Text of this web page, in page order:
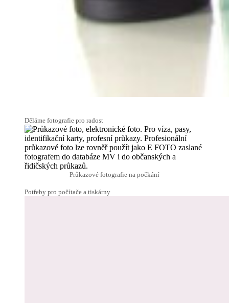
Děláme fotografie pro radost
Průkazové fotografie na počkání
Potřeby pro počítače a tiskárny